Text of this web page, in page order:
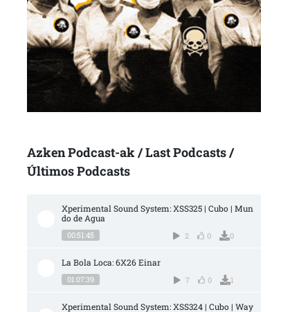
Azken Podcast-ak / Last Podcasts /
Últimos Podcasts
Xperimental Sound System: XSS325 | Cubo | Mun
do de Agua
00:51:45 2 0 0
La Bola Loca: 6X26 Einar
01:07:39 7 0 1
Xperimental Sound System: XSS324 | Cubo | Way